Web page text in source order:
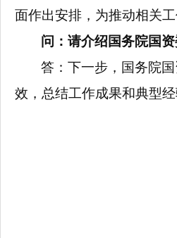
面作出安排，为推动相关
问：请介绍国务院国
答：下一步，国务院
效，总结工作成果和典型